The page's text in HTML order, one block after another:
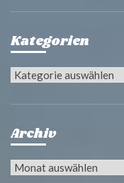
Kategorien
Kategorien
Archiv
Archiv